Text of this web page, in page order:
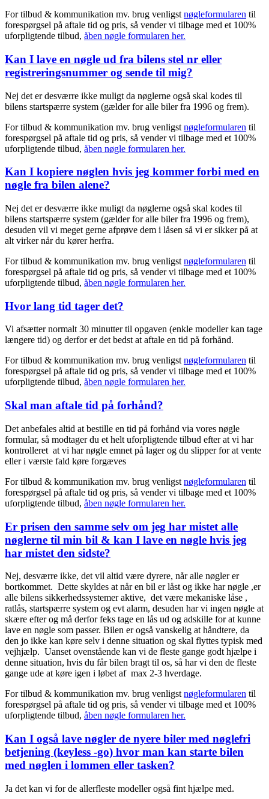
For tilbud & kommunikation mv. brug venligst nøgleformularen til
forespørgsel på aftale tid og pris, så vender vi tilbage med et 100%
uforpligtende tilbud, åben nøgle formularen her.
Kan I lave en nøgle ud fra bilens stel nr eller
registreringsnummer og sende til mig?
Nej det er desværre ikke muligt da nøglerne også skal kodes til
bilens startspærre system (gælder for alle biler fra 1996 og frem).
For tilbud & kommunikation mv. brug venligst nøgleformularen til
forespørgsel på aftale tid og pris, så vender vi tilbage med et 100%
uforpligtende tilbud, åben nøgle formularen her.
Kan I kopiere nøglen hvis jeg kommer forbi med en
nøgle fra bilen alene?
Nej det er desværre ikke muligt da nøglerne også skal kodes til
bilens startspærre system (gælder for alle biler fra 1996 og frem),
desuden vil vi meget gerne afprøve dem i låsen så vi er sikker på at
alt virker når du kører herfra.
For tilbud & kommunikation mv. brug venligst nøgleformularen til
forespørgsel på aftale tid og pris, så vender vi tilbage med et 100%
uforpligtende tilbud, åben nøgle formularen her.
Hvor lang tid tager det?
Vi afsætter normalt 30 minutter til opgaven (enkle modeller kan tage
længere tid) og derfor er det bedst at aftale en tid på forhånd.
For tilbud & kommunikation mv. brug venligstnøgleformularen til
forespørgsel på aftale tid og pris, så vender vi tilbage med et 100%
uforpligtende tilbud, åben nøgle formularen her.
Skal man aftale tid på forhånd?
Det anbefales altid at bestille en tid på forhånd via vores nøgle
formular, så modtager du et helt uforpligtende tilbud efter at vi har
kontrolleret at vi har nøgle emnet på lager og du slipper for at vente
eller i værste fald køre forgæves
For tilbud & kommunikation mv. brug venligst nøgleformularen til
forespørgsel på aftale tid og pris, så vender vi tilbage med et 100%
uforpligtende tilbud, åben nøgle formularen her.
Er prisen den samme selv om jeg har mistet alle
nøglerne til min bil & kan I lave en nøgle hvis jeg
har mistet den sidste?
Nej, desværre ikke, det vil altid være dyrere, når alle nøgler er
bortkommet. Dette skyldes at når en bil er låst og ikke har nøgle ,er
alle bilens sikkerhedssystemer aktive, det være mekaniske låse ,
ratlås, startspærre system og evt alarm, desuden har vi ingen nøgle at
skære efter og må derfor feks tage en lås ud og adskille for at kunne
lave en nøgle som passer. Bilen er også vanskelig at håndtere, da
den jo ikke kan køre selv i denne situation og skal flyttes typisk med
vejhjælp. Uanset ovenstående kan vi de fleste gange godt hjælpe i
denne situation, hvis du får bilen bragt til os, så har vi den de fleste
gange ude at køre igen i løbet af max 2-3 hverdage.
For tilbud & kommunikation mv. brug venligst nøgleformularen til
forespørgsel på aftale tid og pris, så vender vi tilbage med et 100%
uforpligtende tilbud, åben nøgle formularen her.
Kan I også lave nøgler de nyere biler med nøglefri
betjening (keyless -go) hvor man kan starte bilen
med nøglen i lommen eller tasken?
Ja det kan vi for de allerfleste modeller også fint hjælpe med.